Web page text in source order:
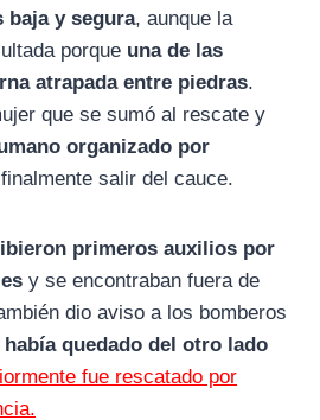
baja y segura, aunque la
porque una de las
atrapada entre piedras.
que se sumó al rescate y
organizado por
salir del cauce.
primeros auxilios por
y se encontraban fuera de
dio aviso a los bomberos
quedado del otro lado
fue rescatado por